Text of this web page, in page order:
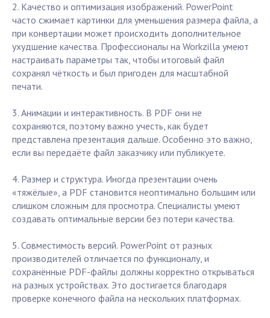
2. Качество и оптимизация изображений. PowerPoint
часто сжимает картинки для уменьшения размера файла, а
при конвертации может происходить дополнительное
ухудшение качества. Профессионалы на Workzilla умеют
настраивать параметры так, чтобы итоговый файл
сохранял чёткость и был пригоден для масштабной
печати.
3. Анимации и интерактивность. В PDF они не
сохраняются, поэтому важно учесть, как будет
представлена презентация дальше. Особенно это важно,
если вы передаёте файл заказчику или публикуете.
4. Размер и структура. Иногда презентации очень
«тяжёлые», а PDF становится неоптимально большим или
слишком сложным для просмотра. Специалисты умеют
создавать оптимальные версии без потери качества.
5. Совместимость версий. PowerPoint от разных
производителей отличается по функционалу, и
сохранённые PDF-файлы должны корректно открываться
на разных устройствах. Это достигается благодаря
проверке конечного файла на нескольких платформах.